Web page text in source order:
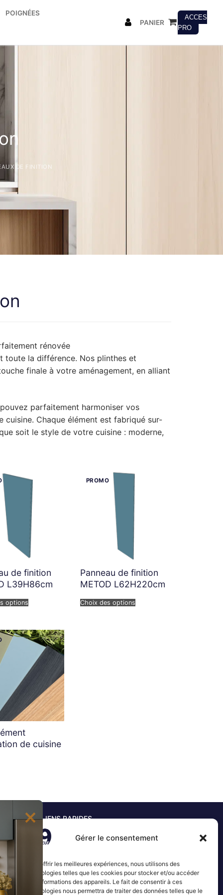
Gérer le consentement
Pour offrir les meilleures expériences, nous utilisons des
technologies telles que les cookies pour stocker et/ou accéder
aux informations des appareils. Le fait de consentir à ces
technologies nous permettra de traiter des données telles que le
POIGNÉES
PANIER
ACCES
PRO
DE FINITION
rénovée
toute la différence. Nos plinthes et
finale à votre aménagement, en alliant
parfaitement harmoniser vos
cuisine. Chaque élément est fabriqué sur-
soit le style de votre cuisine : moderne,
de finition
L39H86cm
options
Panneau de finition
METOD L62H220cm
Choix des options
de cuisine
?
LIENS RAPIDES
Accueil
Mon compte
Blog
Contact